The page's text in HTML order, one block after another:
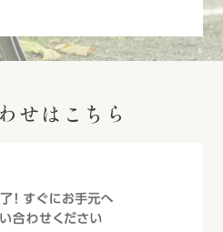
せはこちら